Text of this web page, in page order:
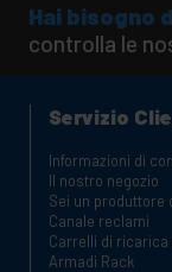
Hai bisogno
controlla le
Servizio
Informazioni di
Il nostro negozio
Sei un produttore
Canale reclami
Carrelli di
Armadi Rack